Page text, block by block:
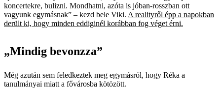
koncertekre, bulizni. Mondhatni, azóta is jóban-rosszban ott
vagyunk egymásnak” – kezd bele Viki. A realityről épp a napokban
derült ki, hogy minden eddiginél korábban fog véget érni.
„Mindig bevonzza”
Még azután sem feledkeztek meg egymásról, hogy Réka a
tanulmányai miatt a fővárosba kötözött.